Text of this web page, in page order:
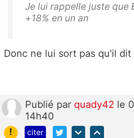
Je lui rappelle juste que
+18% en un an
Donc ne lui sort pas qu'il
Publié par quady42 le
14h40
!
citer